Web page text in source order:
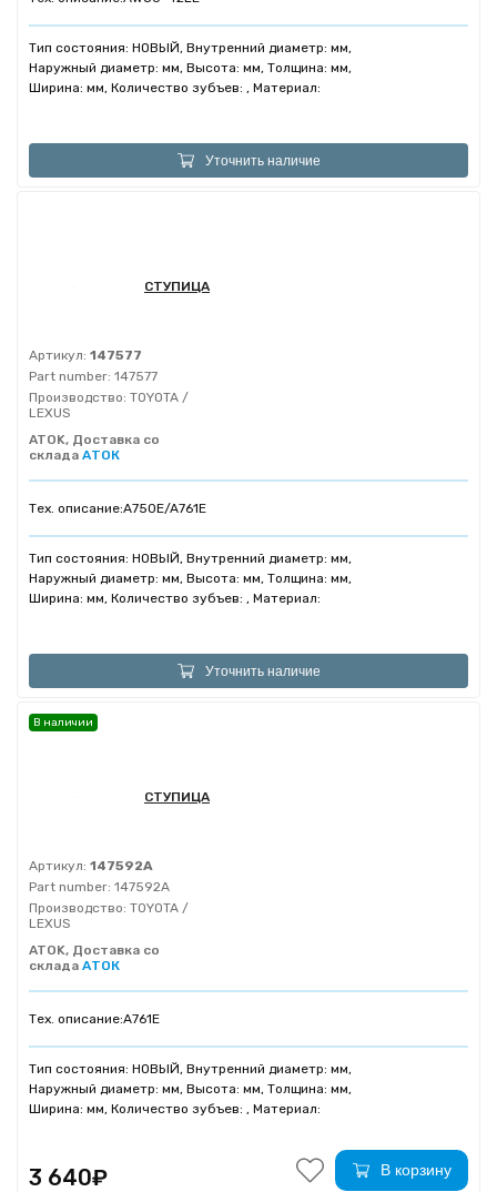
Тип состояния: НОВЫЙ, Внутренний диаметр: мм,
Наружный диаметр: мм, Высота: мм, Толщина: мм,
Ширина: мм, Количество зубъев: , Материал:
Уточнить наличие
СТУПИЦА
Артикул: 147577
Part number: 147577
Производство: TOYOTA /
LEXUS
ATOK, Доставка со
склада АТОК
Тех. описание:A750E/A761E
Тип состояния: НОВЫЙ, Внутренний диаметр: мм,
Наружный диаметр: мм, Высота: мм, Толщина: мм,
Ширина: мм, Количество зубъев: , Материал:
Уточнить наличие
СТУПИЦА
Артикул: 147592A
Part number: 147592A
Производство: TOYOTA /
LEXUS
ATOK, Доставка со
склада АТОК
Тех. описание:A761E
Тип состояния: НОВЫЙ, Внутренний диаметр: мм,
Наружный диаметр: мм, Высота: мм, Толщина: мм,
Ширина: мм, Количество зубъев: , Материал:
В наличии
3 640₽ В корзину